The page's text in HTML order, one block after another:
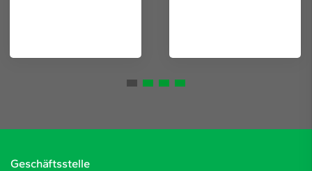
Geschäftsstelle